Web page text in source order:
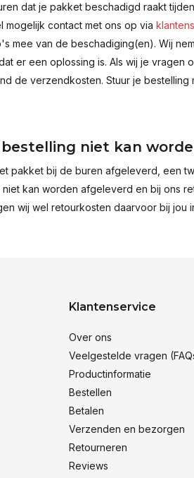
dat je pakket beschadigd raakt
contact met ons op via
mee van de beschadiging(en). Wij
er een oplossing is. Als wij je vragen
de verzendkosten. Stuur je
niet kan
pakket bij de buren afgeleverd, een
kan worden afgeleverd en bij ons
wij wel retourkosten daarvoor bij jou
Klantenservice
Over ons
Veelgestelde vragen
Productinformatie
Bestellen
Betalen
Verzenden en bezorgen
Retourneren
Reviews